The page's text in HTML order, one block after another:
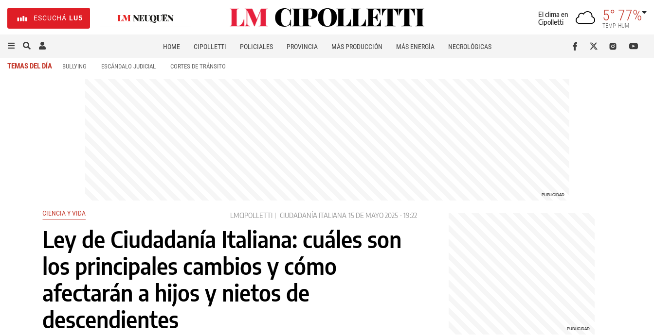
ESCUCHÁ LU5
El clima en
Cipolletti
5°
TEMP
77%
HUM
HOME CIPOLLETTI POLICIALES PROVINCIA MÁS PRODUCCIÓN MÁS ENERGÍA NECROLÓGICAS
TEMAS DEL DÍA BULLYING ESCÁNDALO JUDICIAL CORTES DE TRÁNSITO
CIENCIA Y VIDA LMCIPOLLETTI CIUDADANÍA ITALIANA 15 DE MAYO 2025 - 19:22
Ley de Ciudadanía Italiana: cuáles son
los principales cambios y cómo
afectarán a hijos y nietos de
descendientes